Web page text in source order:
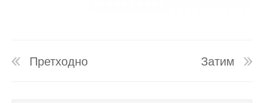
Претходно Затим